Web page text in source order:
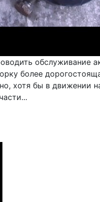
обслуживание
более
хотя бы в движении